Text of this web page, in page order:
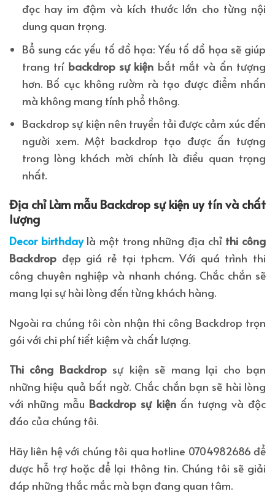
đọc hay im đậm và kích thước lớn cho từng nội
dung quan trọng.
Bổ sung các yếu tố đồ họa: Yếu tố đồ họa sẽ giúp
trang trí backdrop sự kiện bắt mắt và ấn tượng
hơn. Bố cục không rườm rà tạo được điểm nhấn
mà không mang tính phổ thông.
Backdrop sự kiện nên truyền tải được cảm xúc đến
người xem. Một backdrop tạo được ấn tượng
trong lòng khách mời chính là điều quan trọng
nhất.
Địa chỉ Làm mẫu Backdrop sự kiện uy tín và chất
lượng
Decor birthdaylà một trong những địa chỉ thi công
Backdrop đẹp giá rẻ tại tphcm. Với quá trình thi
công chuyên nghiệp và nhanh chóng. Chắc chắn sẽ
mang lại sự hài lòng đến từng khách hàng.
Ngoài ra chúng tôi còn nhận thi công Backdrop trọn
gói với chi phí tiết kiệm và chất lượng.
Thi công Backdropsự kiện sẽ mang lại cho bạn
những hiệu quả bất ngờ. Chắc chắn bạn sẽ hài lòng
với những mẫu Backdrop sự kiệnấn tượng và độc
đáo của chúng tôi.
Hãy liên hệ với chúng tôi qua hotline 0704982686 để
được hỗ trợ hoặc để lại thông tin. Chúng tôi sẽ giải
đáp những thắc mắc mà bạn đang quan tâm.